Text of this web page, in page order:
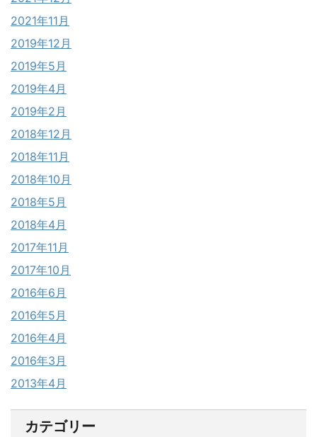
2021年11月
2019年12月
2019年5月
2019年4月
2019年2月
2018年12月
2018年11月
2018年10月
2018年5月
2018年4月
2017年11月
2017年10月
2016年6月
2016年5月
2016年4月
2016年3月
2013年4月
カテゴリー